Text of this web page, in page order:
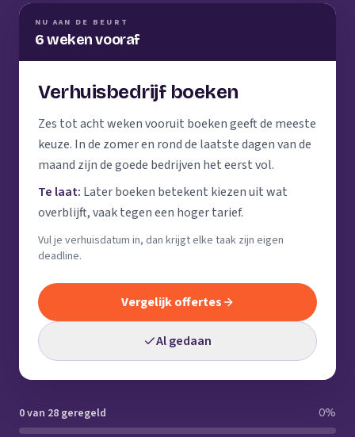
NU AAN DE BEURT
6 weken vooraf
Verhuisbedrijf boeken
Zes tot acht weken vooruit boeken geeft de meeste
keuze. In de zomer en rond de laatste dagen van de
maand zijn de goede bedrijven het eerst vol.
Te laat: Later boeken betekent kiezen uit wat
overblijft, vaak tegen een hoger tarief.
Vul je verhuisdatum in, dan krijgt elke taak zijn eigen
deadline.
Vergelijk offertes
Al gedaan
0 van 28 geregeld 0%